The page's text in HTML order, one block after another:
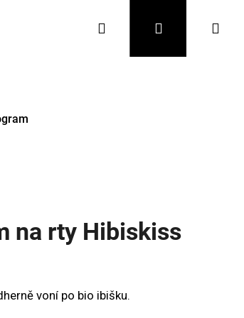
Hledat Přihlášení
na rty Hibiskiss
voní po bio ibišku.